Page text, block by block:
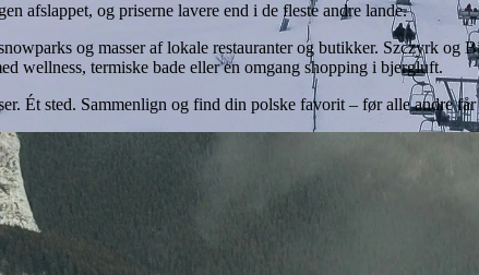
afslappet, og priserne lavere end i de fleste andre lande.
og masser af lokale restauranter og butikker. Szczyrk og
wellness, termiske bade eller en omgang shopping i bjergluft.
Ét sted. Sammenlign og find din polske favorit – før alle andre